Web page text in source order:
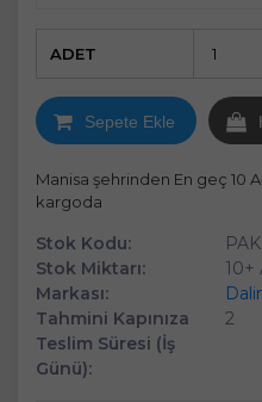
ADET
Sepete Ekle
Manisa şehrinden En geç 10
kargoda
Stok Kodu:
Stok Miktarı:
10+
Markası:
Tahmini Kapınıza
Teslim Süresi (İş
Günü):
2